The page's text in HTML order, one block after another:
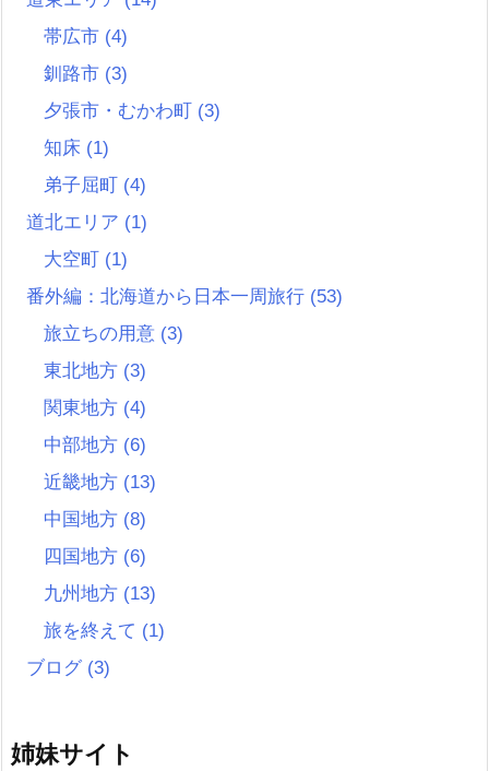
帯広市 (4)
釧路市 (3)
夕張市・むかわ町 (3)
知床 (1)
弟子屈町 (4)
道北エリア (1)
大空町 (1)
番外編：北海道から日本一周旅行 (53)
旅立ちの用意 (3)
東北地方 (3)
関東地方 (4)
中部地方 (6)
近畿地方 (13)
中国地方 (8)
四国地方 (6)
九州地方 (13)
旅を終えて (1)
ブログ (3)
姉妹サイト